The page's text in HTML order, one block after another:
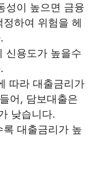
성이 높으면 금융
하여 위험을 헤
신용도가 높을수
따라 대출금리가
어, 담보대출은
낮습니다.
대출금리가 높